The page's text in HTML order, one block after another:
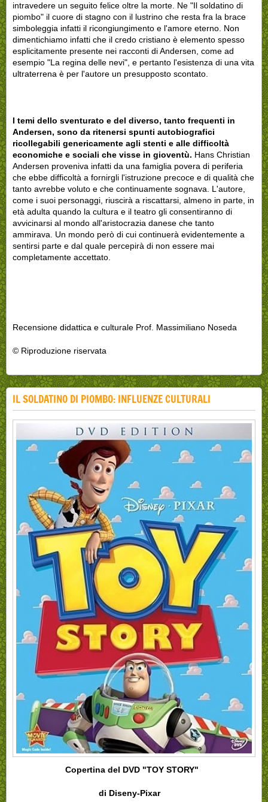
intravedere un seguito felice oltre la morte. Ne "Il soldatino di
piombo" il cuore di stagno con il lustrino che resta fra la brace
simboleggia infatti il ricongiungimento e l'amore eterno. Non
dimentichiamo infatti che il credo cristiano è elemento spesso
esplicitamente presente nei racconti di Andersen, come ad
esempio "La regina delle nevi", e pertanto l'esistenza di una vita
ultraterrena è per l'autore un presupposto scontato.
I temi dello sventurato e del diverso, tanto frequenti in
Andersen, sono da ritenersi spunti autobiografici
ricollegabili genericamente agli stenti e alle difficoltà
economiche e sociali che visse in gioventù. Hans Christian
Andersen proveniva infatti da una famiglia povera di periferia
che ebbe difficoltà a fornirgli l'istruzione precoce e di qualità che
tanto avrebbe voluto e che continuamente sognava. L'autore,
come i suoi personaggi, riuscirà a riscattarsi, almeno in parte, in
età adulta quando la cultura e il teatro gli consentiranno di
avvicinarsi al mondo all'aristocrazia danese che tanto
ammirava. Un mondo però di cui continuerà evidentemente a
sentirsi parte e dal quale percepirà di non essere mai
completamente accettato.
Recensione didattica e culturale Prof. Massimiliano Noseda
© Riproduzione riservata
IL SOLDATINO DI PIOMBO: INFLUENZE CULTURALI
Copertina del DVD "TOY STORY"
di Diseny-Pixar